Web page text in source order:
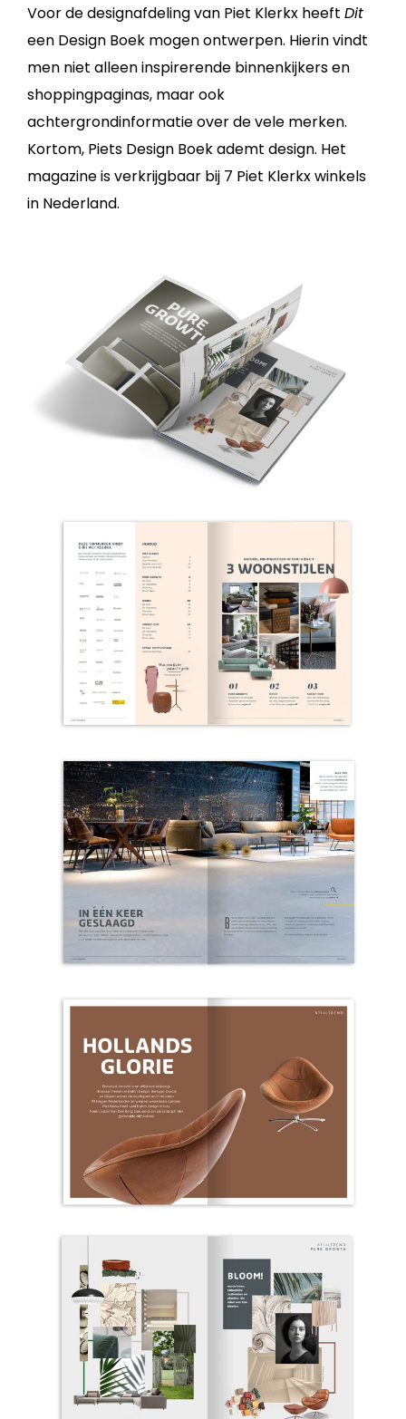
Voor de designafdeling van Piet Klerkx heeft Dit
een Design Boek mogen ontwerpen. Hierin vindt
men niet alleen inspirerende binnenkijkers en
shoppingpaginas, maar ook
achtergrondinformatie over de vele merken.
Kortom, Piets Design Boek ademt design. Het
magazine is verkrijgbaar bij 7 Piet Klerkx winkels
in Nederland.